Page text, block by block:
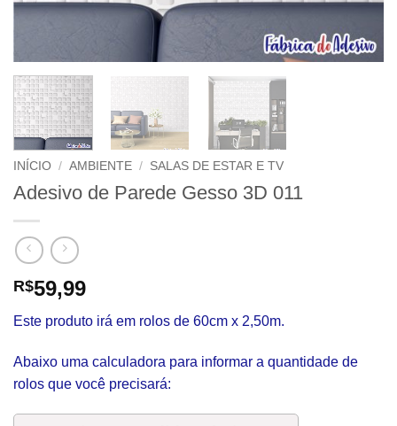
INÍCIO / AMBIENTE / SALAS DE ESTAR E TV
Adesivo de Parede Gesso 3D 011
R$59,99
Este produto irá em rolos de 60cm x 2,50m.
Abaixo uma calculadora para informar a quantidade de
rolos que você precisará: